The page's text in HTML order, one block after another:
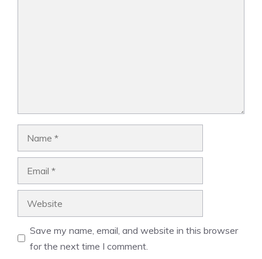
Save my name, email, and website in this browser
for the next time I comment.